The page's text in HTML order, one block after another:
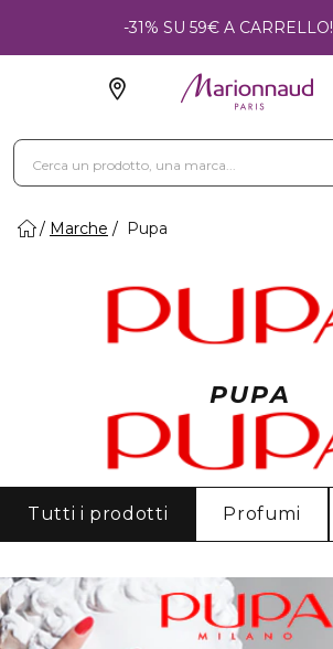
-31% SU 59€ A CARRELLO!
Marche Pupa
PUPA
Tutti i prodotti Profumi